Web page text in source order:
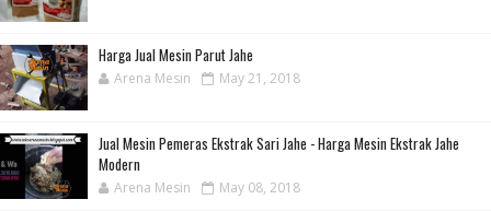
Harga Jual Mesin Parut Jahe
Arena Mesin May 21, 2018
Jual Mesin Pemeras Ekstrak Sari Jahe - Harga Mesin Ekstrak Jahe
Modern
Arena Mesin May 08, 2018